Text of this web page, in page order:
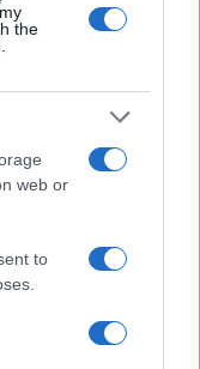
the
web or
to
universitario